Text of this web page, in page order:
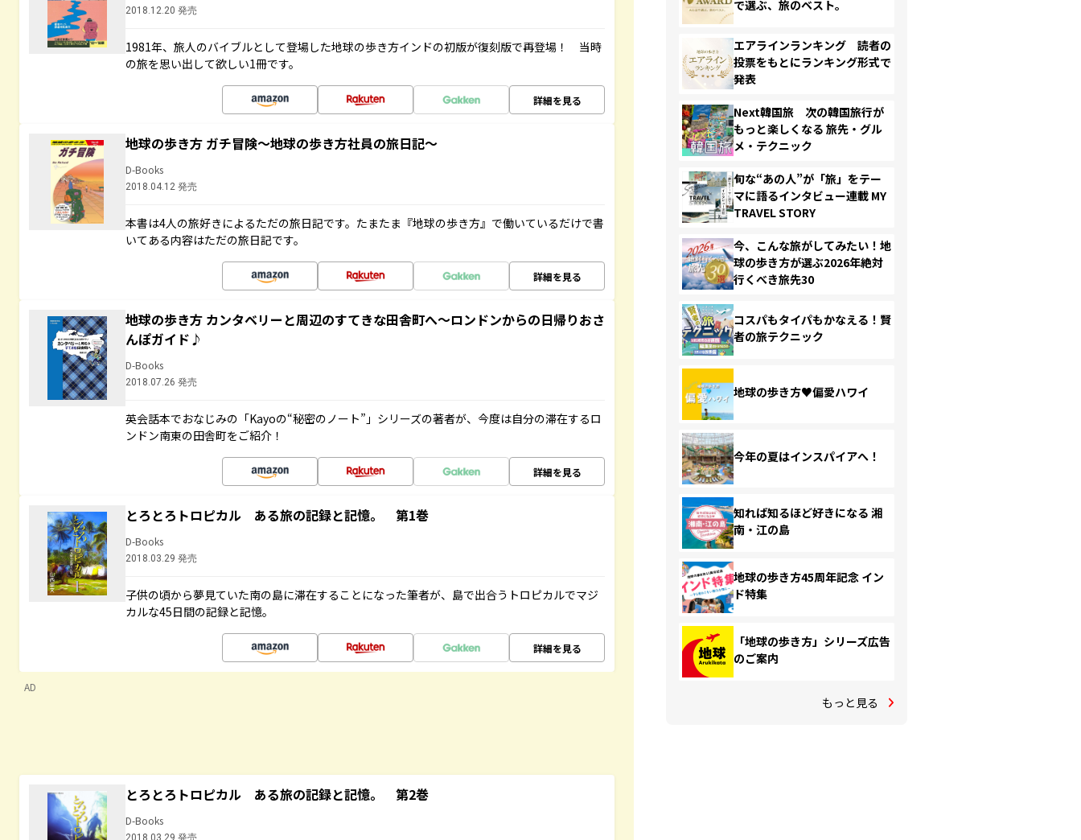
2018.12.20 発売
1981年、旅人のバイブルとして登場した地球の歩き方インドの初版が復刻版で再登場！ 当時
の旅を思い出して欲しい1冊です。
詳細を見る
地球の歩き方 ガチ冒険～地球の歩き方社員の旅日記～
D-Books
2018.04.12 発売
本書は4人の旅好きによるただの旅日記です。たまたま『地球の歩き方』で働いているだけで書
いてある内容はただの旅日記です。
詳細を見る
地球の歩き方 カンタベリーと周辺のすてきな田舎町へ～ロンドンからの日帰りおさ
んぽガイド♪
D-Books
2018.07.26 発売
英会話本でおなじみの「Kayoの“秘密のノート”」シリーズの著者が、今度は自分の滞在するロ
ンドン南東の田舎町をご紹介！
詳細を見る
とろとろトロピカル ある旅の記録と記憶。 第1巻
D-Books
2018.03.29 発売
子供の頃から夢見ていた南の島に滞在することになった筆者が、島で出合うトロピカルでマジ
カルな45日間の記録と記憶。
詳細を見る
AD
とろとろトロピカル ある旅の記録と記憶。 第2巻
D-Books
2018.03.29 発売
で選ぶ、旅のベスト。
エアラインランキング 読者の
投票をもとにランキング形式で
発表
Next韓国旅 次の韓国旅行が
もっと楽しくなる 旅先・グル
メ・テクニック
旬な“あの人”が「旅」をテー
マに語るインタビュー連載 MY
TRAVEL STORY
今、こんな旅がしてみたい！地
球の歩き方が選ぶ2026年絶対
行くべき旅先30
コスパもタイパもかなえる！賢
者の旅テクニック
地球の歩き方♥偏愛ハワイ
今年の夏はインスパイアへ！
知れば知るほど好きになる 湘
南・江の島
地球の歩き方45周年記念 イン
ド特集
「地球の歩き方」シリーズ広告
のご案内
もっと見る